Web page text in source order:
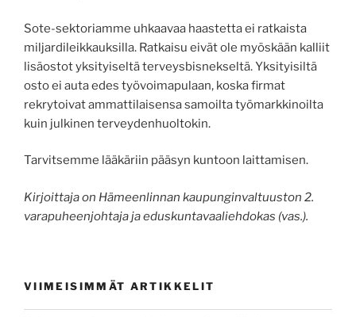
Sote-sektoriamme uhkaavaa haastetta ei ratkaista
miljardileikkauksilla. Ratkaisu eivät ole myöskään kalliit
lisäostot yksityiseltä terveysbisnekseltä. Yksityisiltä
osto ei auta edes työvoimapulaan, koska firmat
rekrytoivat ammattilaisensa samoilta työmarkkinoilta
kuin julkinen terveydenhuoltokin.
Tarvitsemme lääkäriin pääsyn kuntoon laittamisen.
Kirjoittaja on Hämeenlinnan kaupunginvaltuuston 2.
varapuheenjohtaja ja eduskuntavaaliehdokas (vas.).
VIIMEISIMMÄT ARTIKKELIT